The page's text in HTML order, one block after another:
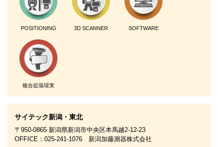
POSITIONING 3D SCANNER SOFTWARE
複合拡張現実
サイテック新潟・東北
〒950-0865 新潟県新潟市中央区本馬越2-12-23
OFFICE：025-241-1076 新潟加藤測器株式会社